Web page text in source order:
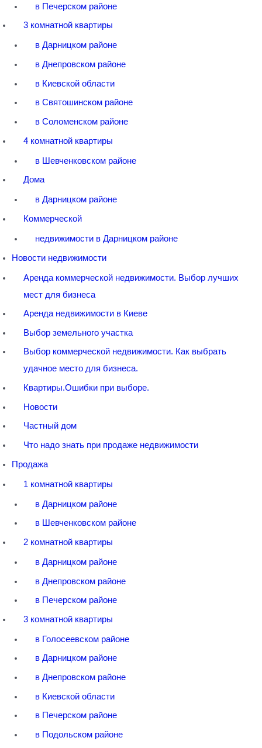
в Печерском районе
3 комнатной квартиры
в Дарницком районе
в Днепровском районе
в Киевской области
в Святошинском районе
в Соломенском районе
4 комнатной квартиры
в Шевченковском районе
Дома
в Дарницком районе
Коммерческой
недвижимости в Дарницком районе
Новости недвижимости
Аренда коммерческой недвижимости. Выбор лучших
мест для бизнеса
Аренда недвижимости в Киеве
Выбор земельного участка
Выбор коммерческой недвижимости. Как выбрать
удачное место для бизнеса.
Квартиры.Ошибки при выборе.
Новости
Частный дом
Что надо знать при продаже недвижимости
Продажа
1 комнатной квартиры
в Дарницком районе
в Шевченковском районе
2 комнатной квартиры
в Дарницком районе
в Днепровском районе
в Печерском районе
3 комнатной квартиры
в Голосеевском районе
в Дарницком районе
в Днепровском районе
в Киевской области
в Печерском районе
в Подольском районе